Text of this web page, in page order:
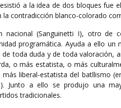
a la idea de dos bloques fue
la contradicción blanco-colorado
nacional (Sanguinetti I), otro de
programática. Ayuda a ello
toda duda y de toda valoración,
o más estatista, o más
liberal-estatista del batllismo
Junto a ello se produjo una
tradicionales.